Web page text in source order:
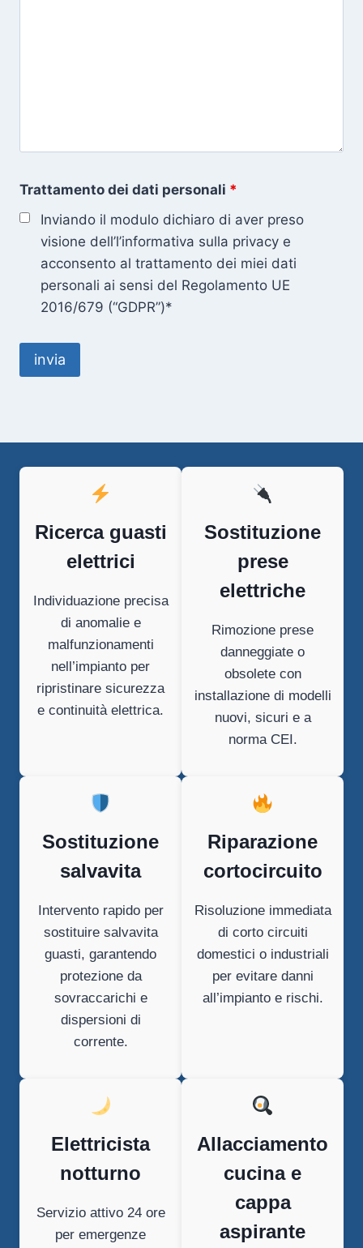
Trattamento dei dati personali *
Inviando il modulo dichiaro di aver preso
visione dell’l’informativa sulla privacy e
acconsento al trattamento dei miei dati
personali ai sensi del Regolamento UE
2016/679 (“GDPR”)*
Ricerca guasti
elettrici
Individuazione precisa
di anomalie e
malfunzionamenti
nell’impianto per
ripristinare sicurezza
e continuità elettrica.
Sostituzione
prese
elettriche
Rimozione prese
danneggiate o
obsolete con
installazione di modelli
nuovi, sicuri e a
norma CEI.
Sostituzione
salvavita
Intervento rapido per
sostituire salvavita
guasti, garantendo
protezione da
sovraccarichi e
dispersioni di
corrente.
Riparazione
cortocircuito
Risoluzione immediata
di corto circuiti
domestici o industriali
per evitare danni
all’impianto e rischi.
Elettricista
notturno
Servizio attivo 24 ore
per emergenze
Allacciamento
cucina e
cappa
aspirante